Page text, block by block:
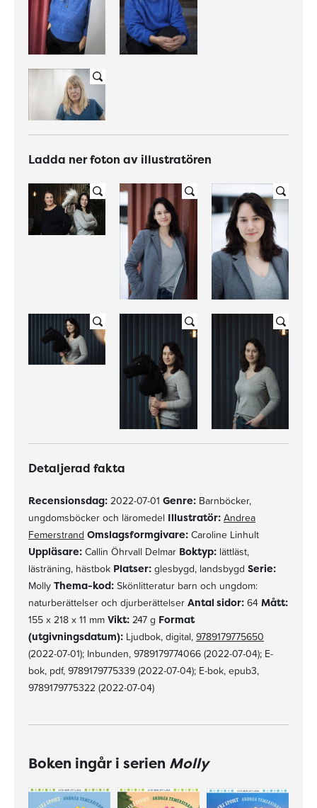
Ladda ner foton av illustratören
Detaljerad fakta
Recensionsdag: 2022-07-01 Genre: Barnböcker,
ungdomsböcker och läromedel Illustratör: Andrea
Femerstrand Omslagsformgivare: Caroline Linhult
Uppläsare: Callin Öhrvall Delmar Boktyp: lättläst,
lästräning, hästbok Platser: glesbygd, landsbygd Serie:
Molly Thema-kod: Skönlitteratur barn och ungdom:
naturberättelser och djurberättelser Antal sidor: 64 Mått:
155 x 218 x 11 mm Vikt: 247 g Format
(utgivningsdatum): Ljudbok, digital, 9789179775650
(2022-07-01); Inbunden, 9789179774066 (2022-07-04); E-
bok, pdf, 9789179775339 (2022-07-04); E-bok, epub3,
9789179775322 (2022-07-04)
Boken ingår i serien Molly